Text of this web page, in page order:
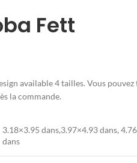
Fett
available4 tailles. Vous
la commande.
3.18×3.95 dans,3.97×4.93 dans,
dans